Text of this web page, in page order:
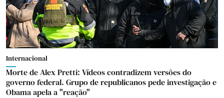
Internacional
Morte de Alex Pretti: Vídeos contradizem versões do
governo federal. Grupo de republicanos pede investigação e
Obama apela a "reação"